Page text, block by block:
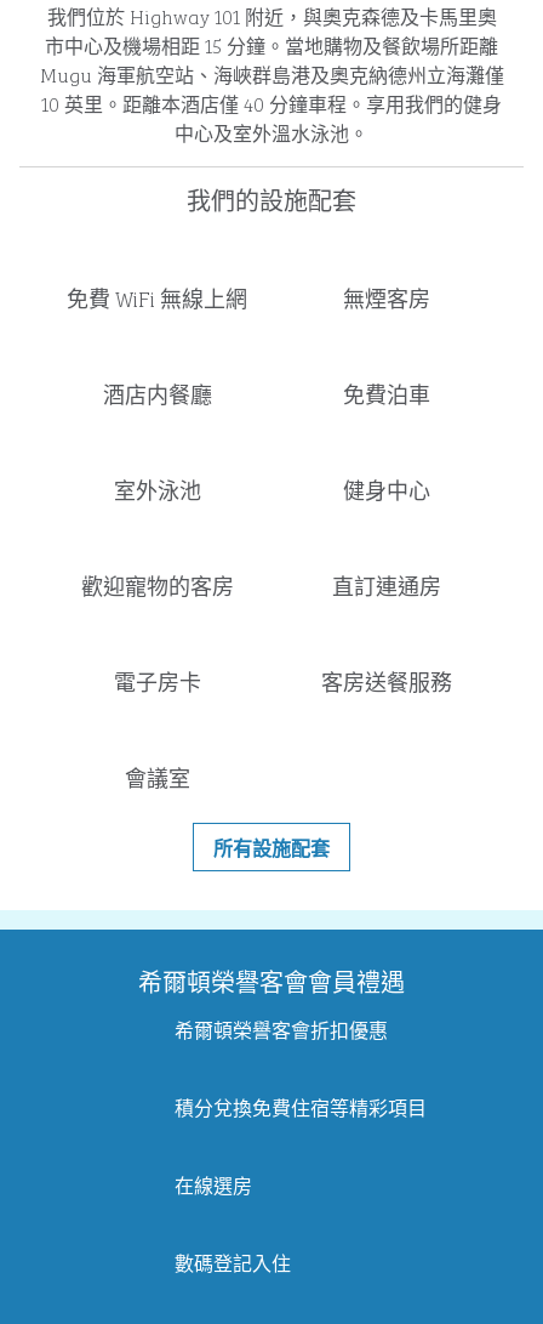
我們位於 Highway 101 附近，與奧克森德及卡馬里奧
市中心及機場相距 15 分鐘。當地購物及餐飲場所距離
Mugu 海軍航空站、海峽群島港及奧克納德州立海灘僅
10 英里。距離本酒店僅 40 分鐘車程。享用我們的健身
中心及室外溫水泳池。
我們的設施配套
免費 WiFi 無線上網 無煙客房
酒店内餐廳 免費泊車
室外泳池 健身中心
歡迎寵物的客房 直訂連通房
電子房卡 客房送餐服務
會議室
所有設施配套
希爾頓榮譽客會會員禮遇
希爾頓榮譽客會折扣優惠
積分兌換免費住宿等精彩項目
在線選房
數碼登記入住